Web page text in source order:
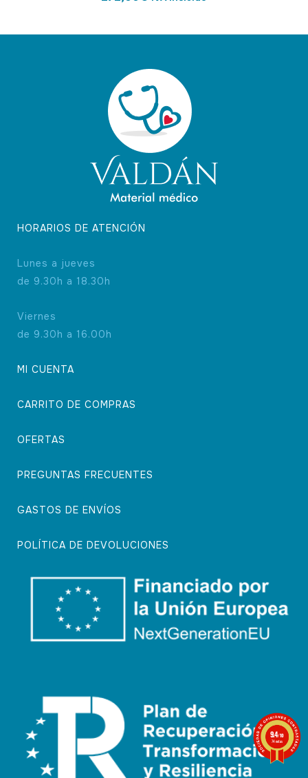
HORARIOS DE ATENCIÓN
Lunes a jueves
de 9.30h a 18.30h
Viernes
de 9.30h a 16.00h
MI CUENTA
CARRITO DE COMPRAS
OFERTAS
PREGUNTAS FRECUENTES
GASTOS DE ENVÍOS
POLÍTICA DE DEVOLUCIONES
9.4/10
74 notas